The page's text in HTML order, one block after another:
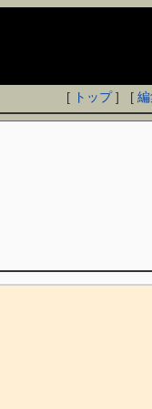
[ トップ] [